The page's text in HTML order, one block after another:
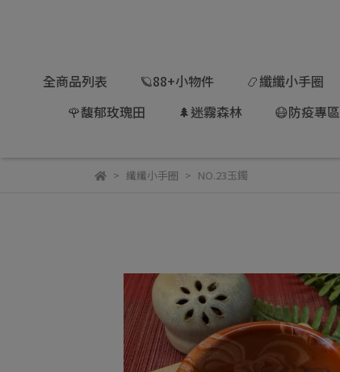
全商品列表 🪐88+小物件 📿纖纖小手圈
🌹馥郁玫瑰田
🌲迷霧森林 😷防疫專區
纖纖小手圈 NO.23玉鐲